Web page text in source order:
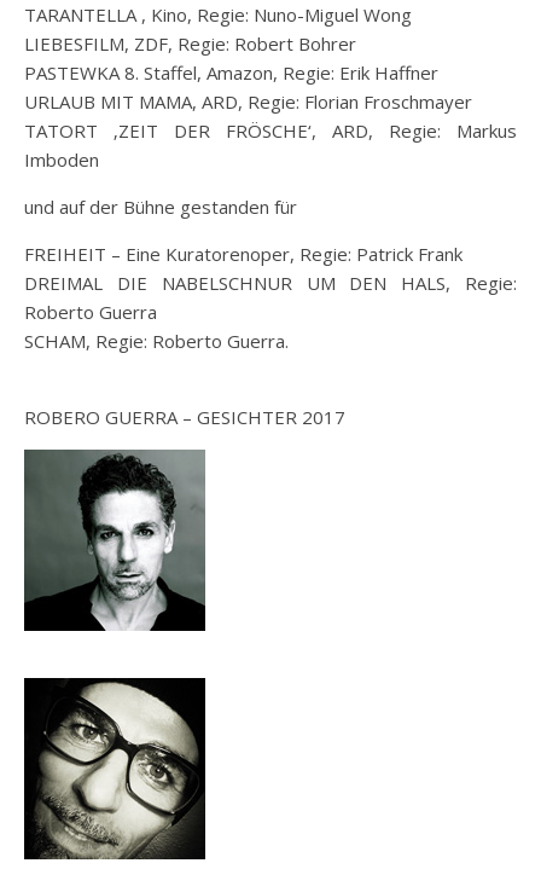
TARANTELLA , Kino, Regie: Nuno-Miguel Wong
LIEBESFILM, ZDF, Regie: Robert Bohrer
PASTEWKA 8. Staffel, Amazon, Regie: Erik Haffner
URLAUB MIT MAMA, ARD, Regie: Florian Froschmayer
TATORT ‚ZEIT DER FRÖSCHE‘, ARD, Regie: Markus
Imboden
und auf der Bühne gestanden für
FREIHEIT – Eine Kuratorenoper, Regie: Patrick Frank
DREIMAL DIE NABELSCHNUR UM DEN HALS, Regie:
Roberto Guerra
SCHAM, Regie: Roberto Guerra.
ROBERO GUERRA – GESICHTER 2017